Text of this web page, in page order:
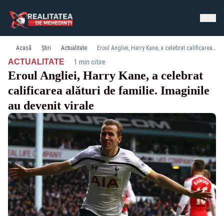
Acasă Știri Actualitate Eroul Angliei, Harry Kane, a celebrat calificarea alături de familie. Imaginile au devenit virale
ACTUALITATE· 1 min citire
Eroul Angliei, Harry Kane, a celebrat
calificarea alături de familie. Imaginile
au devenit virale